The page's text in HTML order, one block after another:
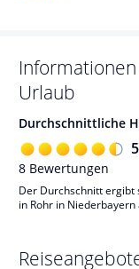
Urlaub
Durchschnittliche
8 Bewertungen
Der Durchschnitt ergibt
in Rohr in